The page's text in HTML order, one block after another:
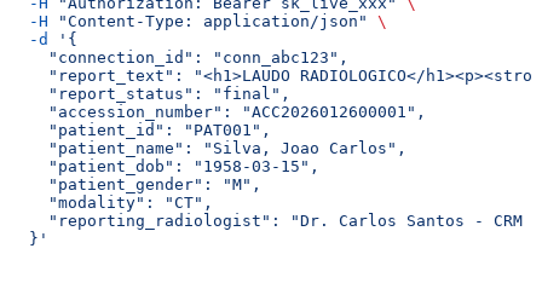
  -H
"Content-Type: application/json"
\
  -d
'{
    "connection_id": "conn_abc123",
"report_text": "<h1>LAUDO RADIOLOGICO</
    "report_status": "final",
    "accession_number": "ACC2026012600001",
    "patient_id": "PAT001",
    "patient_name": "Silva, Joao Carlos",
    "patient_dob": "1958-03-15",
    "patient_gender": "M",
    "modality": "CT",
"reporting_radiologist": "Dr. Carlos Santos - CRM
  }'